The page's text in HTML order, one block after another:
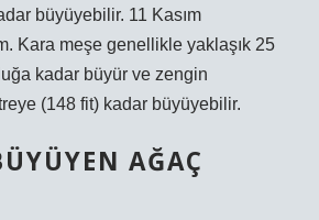
büyüyebilir. 11 Kasım
Kara meşe genellikle yaklaşık 25
kadar büyür ve zengin
(148 fit) kadar büyüyebilir.
AĞAÇ